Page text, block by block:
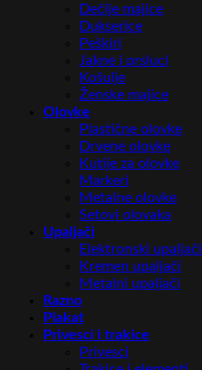
Dečije majice
Dukserice
Peškiri
Jakne i prsluci
Košulje
Ženske majice
Olovke
Plastične olovke
Drvene olovke
Kutije za olovke
Markeri
Metalne olovke
Setovi olovaka
Upaljači
Elektronski upaljači
Kremen upaljači
Metalni upaljači
Razno
Plakat
Privesci i trakice
Privesci